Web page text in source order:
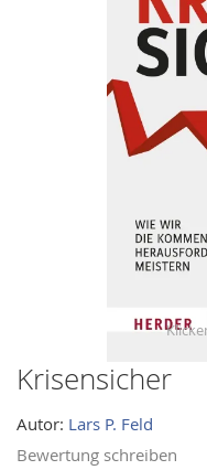
Krisensicher
Autor: Lars P. Feld
Bewertung schreiben
Skip
the
beginning